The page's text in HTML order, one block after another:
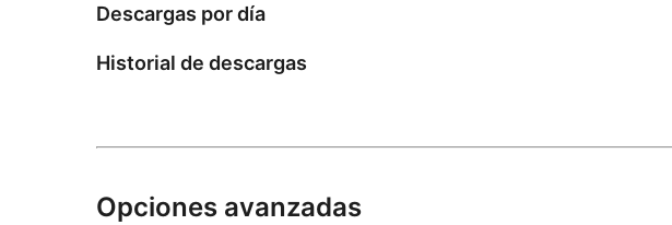
Descargas por día
Historial de descargas
Opciones avanzadas